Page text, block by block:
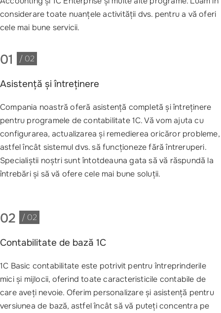
considerare toate nuanțele activității dvs. pentru a vă oferi
cele mai bune servicii.
01 / 02
Asistență și întreținere
Compania noastră oferă asistență completă și întreținere
pentru programele de contabilitate 1C. Vă vom ajuta cu
configurarea, actualizarea și remedierea oricăror probleme,
astfel încât sistemul dvs. să funcționeze fără întreruperi.
Specialiștii noștri sunt întotdeauna gata să vă răspundă la
întrebări și să vă ofere cele mai bune soluții.
02 / 02
Contabilitate de bază 1C
1C Basic contabilitate este potrivit pentru întreprinderile
mici și mijlocii, oferind toate caracteristicile contabile de
care aveți nevoie. Oferim personalizare și asistență pentru
versiunea de bază, astfel încât să vă puteți concentra pe